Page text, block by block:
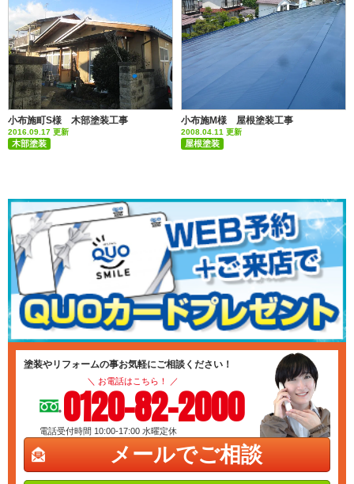
小布施町S様 木部塗装工事
2016.09.17 更新
木部塗装
小布施M様 屋根塗装工事
2008.04.11 更新
屋根塗装
塗装やリフォームの事お気軽にご相談ください！
＼ お電話はこちら！ ／
0120-82-2000
電話受付時間 10:00-17:00 水曜定休
メールでご相談